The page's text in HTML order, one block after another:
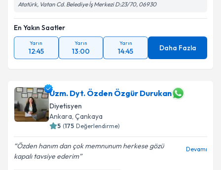
Atatürk, Vatan Cd. Belediye İş Merkezi D:23/70, 06930
En Yakın Saatler
Yarın
12:45
Yarın
13:00
Yarın
14:45 Daha Fazla
Uzm. Dyt. Özden Özgür Durukan
Diyetisyen
Ankara, Çankaya
5 (175 Değerlendirme)
Özden hanım dan çok memnunum herkese gözü
kapalı tavsiye ederim
Devamı